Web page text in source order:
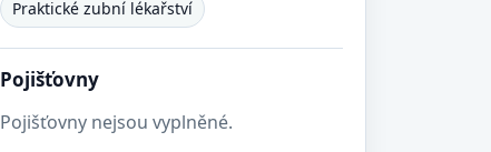
Praktické zubní lékařství
Pojišťovny
Pojišťovny nejsou vyplněné.